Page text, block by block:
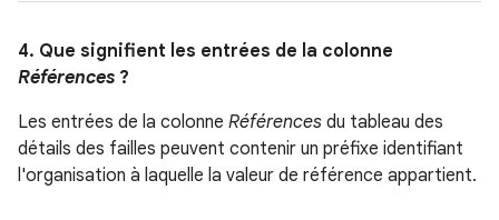
4. Que signifient les entrées de la colonne
Références ?
Les entrées de la colonne Références du tableau des
détails des failles peuvent contenir un préfixe identifiant
l'organisation à laquelle la valeur de référence appartient.